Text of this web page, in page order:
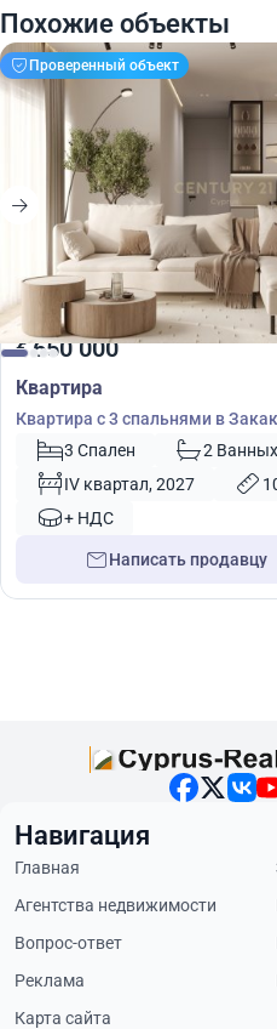
Похожие объекты
Проверенный объект
€650 000
Квартира
Квартира с 3 спальнями в
Лимасол, Кипр № 55383
3 Спален
2 Ванных
IV квартал, 2027
+ НДС
Написать продавцу
Навигация
Главная
Агентства недвижимости
Вопрос-ответ
Реклама
Карта сайта